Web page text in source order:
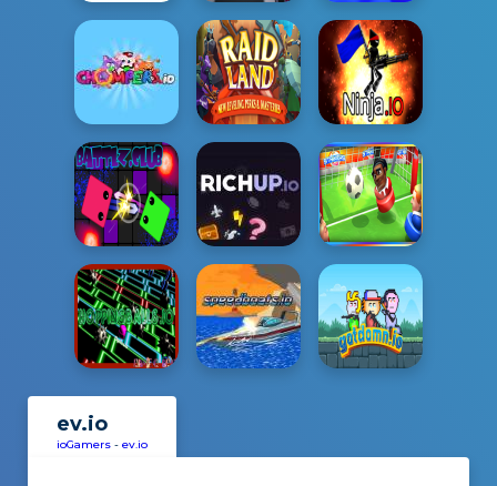
ev.io
ioGamers - ev.io